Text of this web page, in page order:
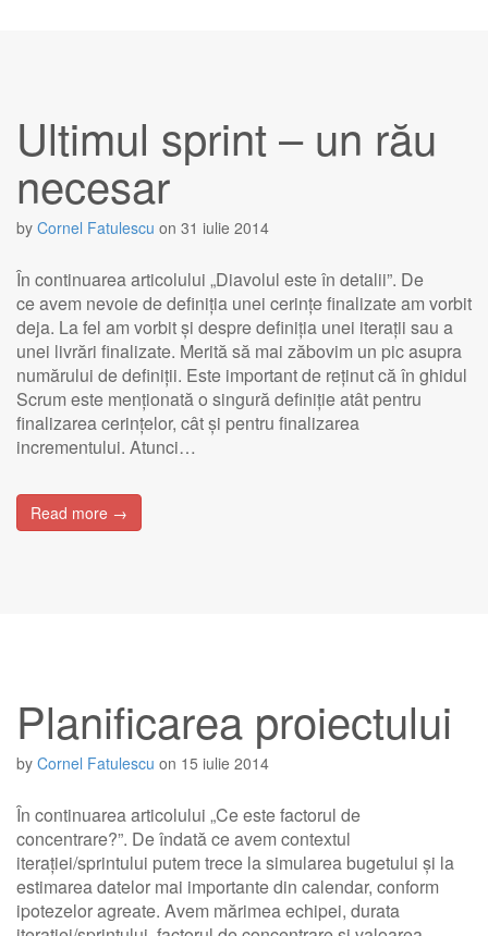
Ultimul sprint – un rău
necesar
by Cornel Fatulescu on 31 iulie 2014
În continuarea articolului „Diavolul este în detalii”. De
ce avem nevoie de definiția unei cerințe finalizate am vorbit
deja. La fel am vorbit și despre definiția unei iterații sau a
unei livrări finalizate. Merită să mai zăbovim un pic asupra
numărului de definiții. Este important de reținut că în ghidul
Scrum este menționată o singură definiție atât pentru
finalizarea cerințelor, cât și pentru finalizarea
incrementului. Atunci…
Read more →
Planificarea proiectului
by Cornel Fatulescu on 15 iulie 2014
În continuarea articolului „Ce este factorul de
concentrare?”. De îndată ce avem contextul
iterației/sprintului putem trece la simularea bugetului și la
estimarea datelor mai importante din calendar, conform
ipotezelor agreate. Avem mărimea echipei, durata